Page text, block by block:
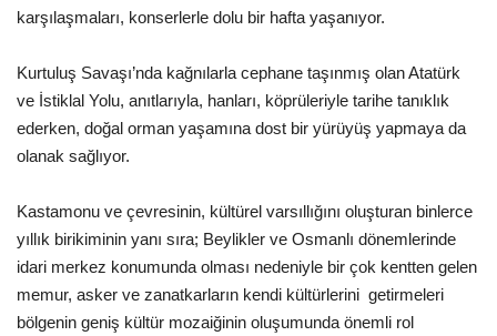
karşılaşmaları, konserlerle dolu bir hafta yaşanıyor.
Kurtuluş Savaşı’nda kağnılarla cephane taşınmış olan Atatürk
ve İstiklal Yolu, anıtlarıyla, hanları, köprüleriyle tarihe tanıklık
ederken, doğal orman yaşamına dost bir yürüyüş yapmaya da
olanak sağlıyor.
Kastamonu ve çevresinin, kültürel varsıllığını oluşturan binlerce
yıllık birikiminin yanı sıra; Beylikler ve Osmanlı dönemlerinde
idari merkez konumunda olması nedeniyle bir çok kentten gelen
memur, asker ve zanatkarların kendi kültürlerini getirmeleri
bölgenin geniş kültür mozaiğinin oluşumunda önemli rol